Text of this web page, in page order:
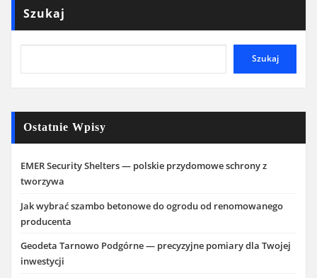
Szukaj
Szukaj
Ostatnie Wpisy
EMER Security Shelters — polskie przydomowe schrony z
tworzywa
Jak wybrać szambo betonowe do ogrodu od renomowanego
producenta
Geodeta Tarnowo Podgórne — precyzyjne pomiary dla Twojej
inwestycji